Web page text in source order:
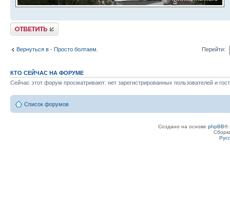
Ответить
Вернуться в - Просто болтаем. Перейти:
КТО СЕЙЧАС НА ФОРУМЕ
Сейчас этот форум просматривают: нет зарегистрированных пользователей и
Список форумов
Создано на основе phpBB®